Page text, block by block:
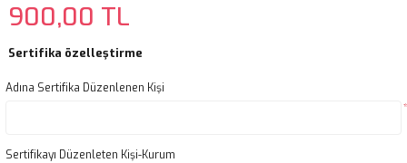
900,00 TL
Sertifika özelleştirme
Adına Sertifika Düzenlenen Kişi
*
Sertifikayı Düzenleten Kişi-Kurum